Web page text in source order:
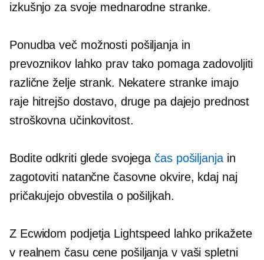
izkušnjo za svoje mednarodne stranke.
Ponudba več možnosti pošiljanja in
prevoznikov lahko prav tako pomaga zadovoljiti
različne želje strank. Nekatere stranke imajo
raje hitrejšo dostavo, druge pa dajejo prednost
stroškovna učinkovitost.
Bodite odkriti glede svojegačas pošiljanjain
zagotoviti natančne časovne okvire, kdaj naj
pričakujejo obvestila o pošiljkah.
Z Ecwidom podjetja Lightspeed lahko prikažete
v realnem času cene pošiljanja v vaši spletni